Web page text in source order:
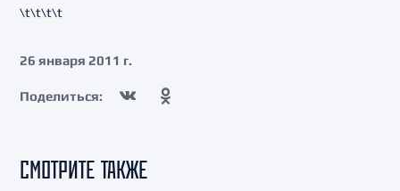
\t\t\t\t
26 января 2011 г.
Поделиться:
СМОТРИТЕ ТАКЖЕ